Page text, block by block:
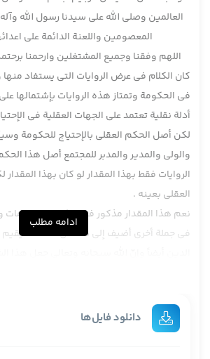
العالمین وصلی الله علی سیدنا رسول الله
المعصومین واللعنة الدائمة علی
اللهم وفقنا وجمیع المشتغلین وارحمنا
كان الكلام في عرض الروايات التي يستفاد
في الحكومة وتمتاز هذه الروايات بإشتمالها
أدلة نقلية تعتمد على الجهات العقلية في
لكن أصل الحكم العقلي بالإحتياج للحكومة
والولي والمدير والمدبر للمجتمع أصل هذا
الروايات فقط بهذا المقدار لو كان بهذا المقدار
العقلي بعينه .
نعم هذا المقدار مذكور في طائفة من الكلمات
في جملة أخرى أضيف إلى ذلك أنّ هذا مما يقيم
الأخلاق بعثت لأتمم مكارم الأخلاق أتمم يعني
لكن تكميلها وتتميمها وتحديدها بتعبد وببيان
ادامه مطلب
دانلود فایل‌ها